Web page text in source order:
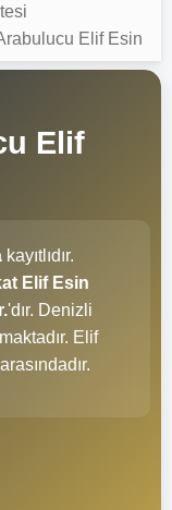
Elif Esin
Elif
kayıtlıdır.
Elif Esin
'dır. Denizli
Elif
arasındadır.